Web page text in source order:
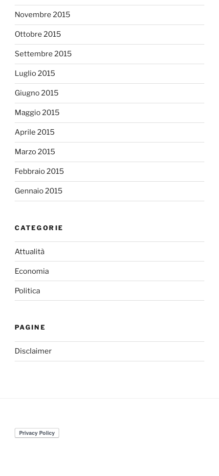
Novembre 2015
Ottobre 2015
Settembre 2015
Luglio 2015
Giugno 2015
Maggio 2015
Aprile 2015
Marzo 2015
Febbraio 2015
Gennaio 2015
CATEGORIE
Attualità
Economia
Politica
PAGINE
Disclaimer